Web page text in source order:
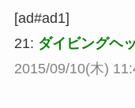
[ad#ad1]
21: ダイビングヘ
2015/09/10(木)